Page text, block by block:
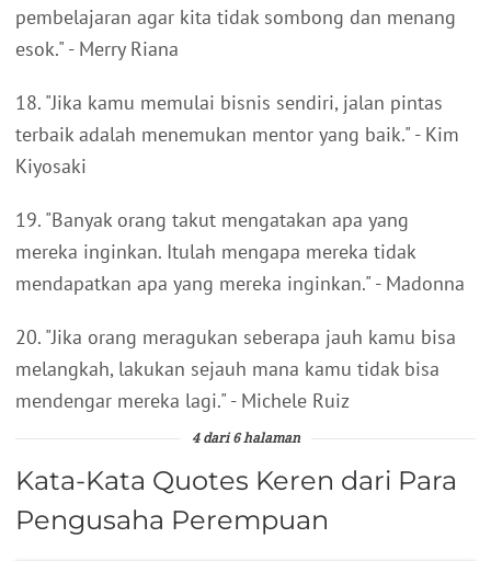
pembelajaran agar kita tidak sombong dan menang
esok." - Merry Riana
18. "Jika kamu memulai bisnis sendiri, jalan pintas
terbaik adalah menemukan mentor yang baik." - Kim
Kiyosaki
19. "Banyak orang takut mengatakan apa yang
mereka inginkan. Itulah mengapa mereka tidak
mendapatkan apa yang mereka inginkan." - Madonna
20. "Jika orang meragukan seberapa jauh kamu bisa
melangkah, lakukan sejauh mana kamu tidak bisa
mendengar mereka lagi." - Michele Ruiz
4 dari 6 halaman
Kata-Kata Quotes Keren dari Para
Pengusaha Perempuan